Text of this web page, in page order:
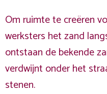
Om ruimte te creëren
werksters het zand
ontstaan de bekende
verdwijnt onder het
stenen.